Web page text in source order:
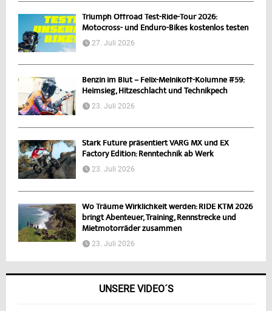
Triumph Offroad Test-Ride-Tour 2026:
Motocross- und Enduro-Bikes kostenlos testen
27. Juli 2026
Benzin im Blut – Felix-Melnikoff-Kolumne #59:
Heimsieg, Hitzeschlacht und Technikpech
23. Juli 2026
Stark Future präsentiert VARG MX und EX
Factory Edition: Renntechnik ab Werk
23. Juli 2026
Wo Träume Wirklichkeit werden: RIDE KTM 2026
bringt Abenteuer, Training, Rennstrecke und
Mietmotorräder zusammen
23. Juli 2026
UNSERE VIDEO´S